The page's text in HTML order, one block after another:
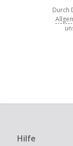
Durch
Hilfe